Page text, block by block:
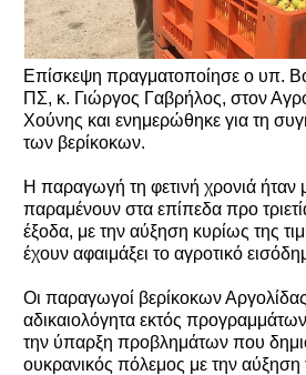
Επίσκεψη πραγματοποίησε ο υπ.
ΠΣ, κ. Γιώργος Γαβρήλος, στον
Χούνης και ενημερώθηκε για τη
των βερίκοκων.
Η παραγωγή τη φετινή χρονιά ήταν
παραμένουν στα επίπεδα προ
έξοδα, με την αύξηση κυρίως της
έχουν αφαιμάξει το αγροτικό
Οι παραγωγοί βερίκοκων Αργολίδας
αδικαιολόγητα εκτός
την ύπαρξη προβλημάτων που
ουκρανικός πόλεμος με την αύξηση